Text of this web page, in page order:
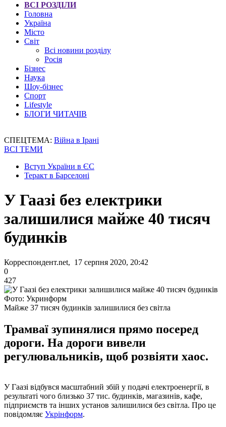
ВСІ РОЗДІЛИ
Головна
Україна
Місто
Світ
Всі новини розділу
Росія
Бізнес
Наука
Шоу-бізнес
Спорт
Lifestyle
БЛОГИ ЧИТАЧІВ
СПЕЦТЕМА: Війна в Ірані
ВСІ ТЕМИ
Вступ України в ЄС
Теракт в Барселоні
У Гаазі без електрики
залишилися майже 40 тисяч
будинків
Корреспондент.net, 17 серпня 2020, 20:42
0
427
Фото: Укринформ
Майже 37 тисяч будинків залишилися без світла
Трамваї зупинялися прямо посеред
дороги. На дороги вивели
регулювальників, щоб розвіяти хаос.
У Гаазі відбувся масштабний збій у подачі електроенергії, в
результаті чого близько 37 тис. будинків, магазинів, кафе,
підприємств та інших установ залишилися без світла. Про це
повідомляє Укрінформ.